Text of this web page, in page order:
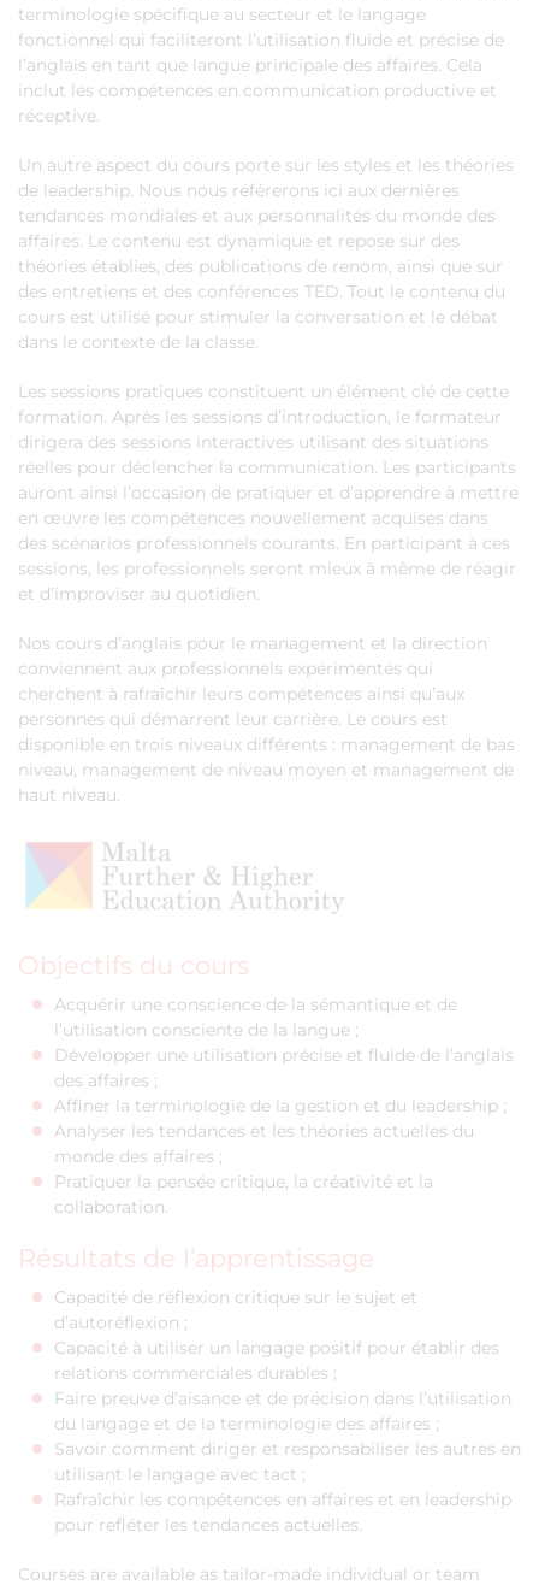
terminologie spécifique au secteur et le langage
fonctionnel qui faciliteront l’utilisation fluide et précise de
l’anglais en tant que langue principale des affaires. Cela
inclut les compétences en communication productive et
réceptive.
Un autre aspect du cours porte sur les styles et les théories
de leadership. Nous nous référerons ici aux dernières
tendances mondiales et aux personnalités du monde des
affaires. Le contenu est dynamique et repose sur des
théories établies, des publications de renom, ainsi que sur
des entretiens et des conférences TED. Tout le contenu du
cours est utilisé pour stimuler la conversation et le débat
dans le contexte de la classe.
Les sessions pratiques constituent un élément clé de cette
formation. Après les sessions d’introduction, le formateur
dirigera des sessions interactives utilisant des situations
réelles pour déclencher la communication. Les participants
auront ainsi l’occasion de pratiquer et d’apprendre à mettre
en œuvre les compétences nouvellement acquises dans
des scénarios professionnels courants. En participant à ces
sessions, les professionnels seront mieux à même de réagir
et d’improviser au quotidien.
Nos cours d’anglais pour le management et la direction
conviennent aux professionnels expérimentés qui
cherchent à rafraîchir leurs compétences ainsi qu’aux
personnes qui démarrent leur carrière. Le cours est
disponible en trois niveaux différents : management de bas
niveau, management de niveau moyen et management de
haut niveau.
Objectifs du cours
Acquérir une conscience de la sémantique et de
l’utilisation consciente de la langue ;
Développer une utilisation précise et fluide de l’anglais
des affaires ;
Affiner la terminologie de la gestion et du leadership ;
Analyser les tendances et les théories actuelles du
monde des affaires ;
Pratiquer la pensée critique, la créativité et la
collaboration.
Résultats de l’apprentissage
Capacité de réflexion critique sur le sujet et
d’autoréflexion ;
Capacité à utiliser un langage positif pour établir des
relations commerciales durables ;
Faire preuve d’aisance et de précision dans l’utilisation
du langage et de la terminologie des affaires ;
Savoir comment diriger et responsabiliser les autres en
utilisant le langage avec tact ;
Rafraîchir les compétences en affaires et en leadership
pour refléter les tendances actuelles.
Courses are available as tailor-made individual or team